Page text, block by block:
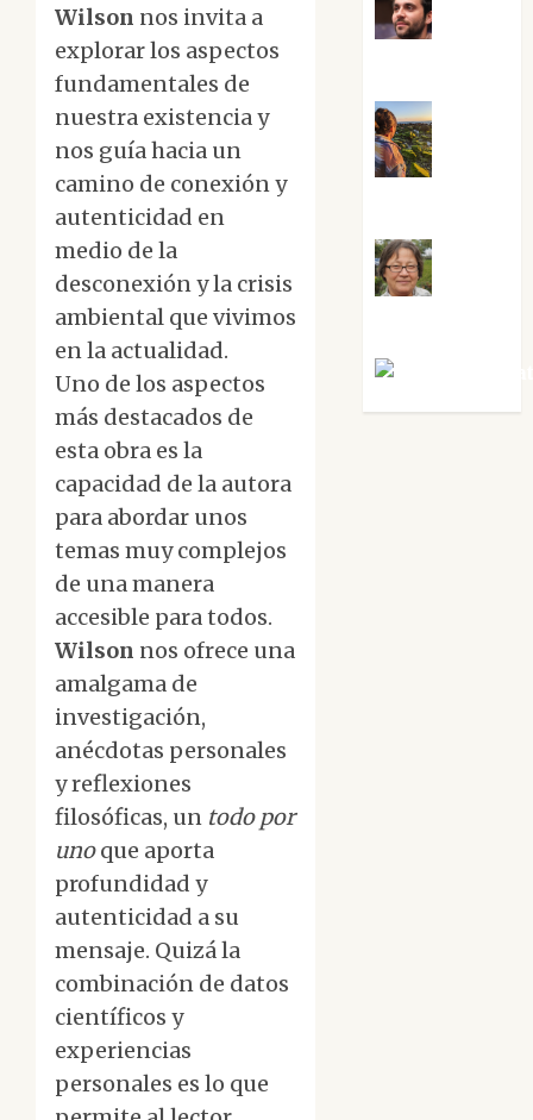
Wilson nos invita a
explorar los aspectos
fundamentales de
nuestra existencia y
nos guía hacia un
camino de conexión y
autenticidad en
medio de la
desconexión y la crisis
ambiental que vivimos
en la actualidad.
Uno de los aspectos
más destacados de
esta obra es la
capacidad de la autora
para abordar unos
temas muy complejos
de una manera
accesible para todos.
Wilson nos ofrece una
amalgama de
investigación,
anécdotas personales
y reflexiones
filosóficas, un todo por
unoque aporta
profundidad y
autenticidad a su
mensaje. Quizá la
combinación de datos
científicos y
experiencias
personales es lo que